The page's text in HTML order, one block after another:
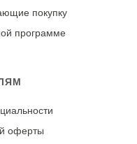
покупку
программе
оферты